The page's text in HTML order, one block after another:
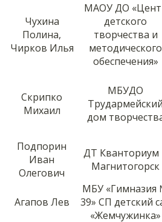
Чухина
Полина,
Чирков Илья
МАОУ ДО
детского
творчества и
методического
обеспечения»
Скрипко
Михаил
МБУДО
Трудармейский
дом
Подпорин
Иван
Олегович
ДТ Кванториум
Магнитогорск
Агапов Лев
МБУ «Гимназия
39» СП детский
«Жемчужинка»